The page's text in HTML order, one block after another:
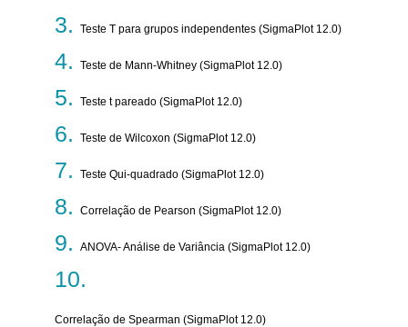
Teste T para grupos independentes (SigmaPlot 12.0)
Teste de Mann-Whitney (SigmaPlot 12.0)
Teste t pareado (SigmaPlot 12.0)
Teste de Wilcoxon (SigmaPlot 12.0)
Teste Qui-quadrado (SigmaPlot 12.0)
Correlação de Pearson (SigmaPlot 12.0)
ANOVA- Análise de Variância (SigmaPlot 12.0)
Correlação de Spearman (SigmaPlot 12.0)